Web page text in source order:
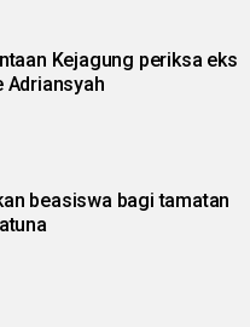
Kejagung periksa eks
Adriansyah
beasiswa bagi tamatan